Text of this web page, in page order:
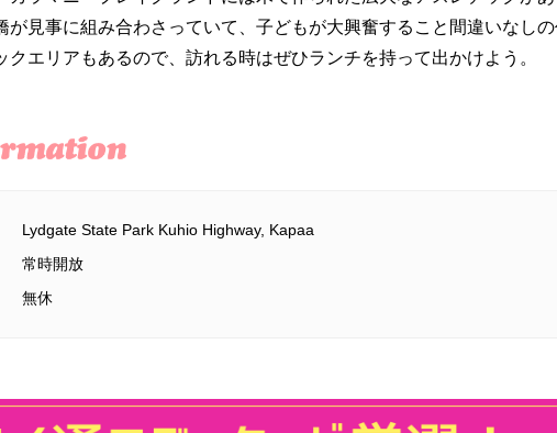
が見事に組み合わさっていて、子どもが大興奮すること間違いなし
クエリアもあるので、訪れる時はぜひランチを持って出かけよう。
Lydgate State Park Kuhio Highway, Kapaa
常時開放
無休